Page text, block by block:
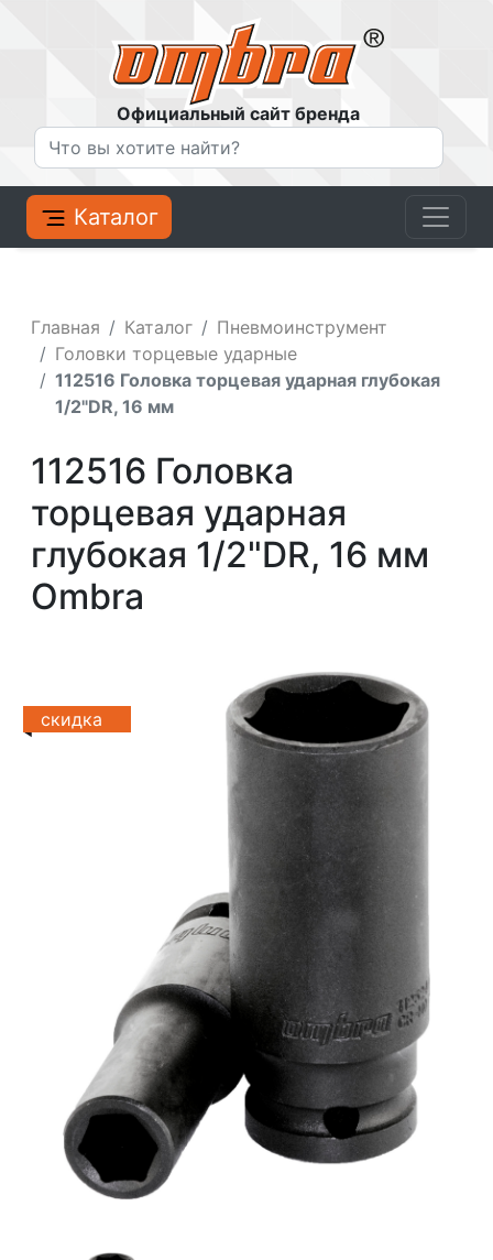
Официальный сайт бренда
Каталог
Главная Каталог
Пневмоинструмент
Головки торцевые ударные
112516 Головка торцевая ударная глубокая
1/2"DR, 16 мм
112516 Головка
торцевая ударная
глубокая 1/2"DR, 16 мм
Ombra
скидка